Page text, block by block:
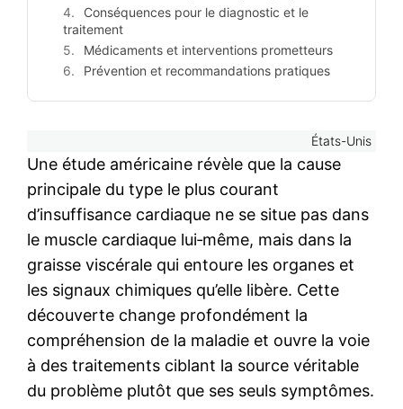
Conséquences pour le diagnostic et le
traitement
Médicaments et interventions prometteurs
Prévention et recommandations pratiques
États-Unis
Une étude américaine révèle que la cause
principale du type le plus courant
d’insuffisance cardiaque ne se situe pas dans
le muscle cardiaque lui‑même, mais dans la
graisse viscérale qui entoure les organes et
les signaux chimiques qu’elle libère. Cette
découverte change profondément la
compréhension de la maladie et ouvre la voie
à des traitements ciblant la source véritable
du problème plutôt que ses seuls symptômes.